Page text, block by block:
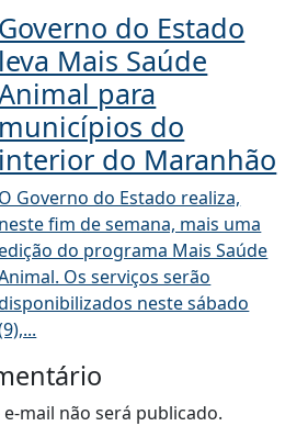
Governo do Estado
leva Mais Saúde
para
municípios do
interior do Maranhão
O Governo do Estado realiza,
neste fim de semana, mais uma
do programa Mais Saúde
Os serviços serão
neste sábado
mail não será publicado.